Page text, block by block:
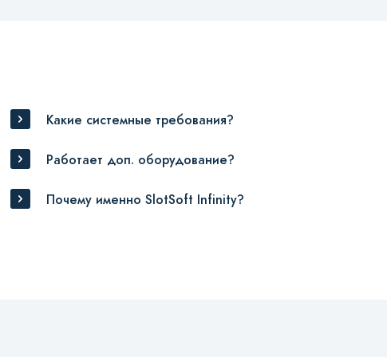
Какие системные требования?
Работает доп. оборудование?
Почему именно SlotSoft Infinity?